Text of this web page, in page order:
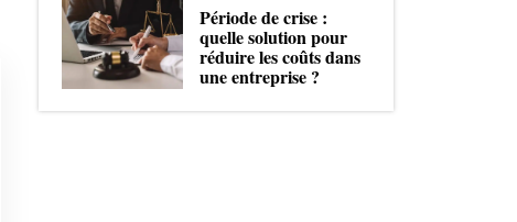
Période de crise :
quelle solution pour
réduire les coûts dans
une entreprise ?